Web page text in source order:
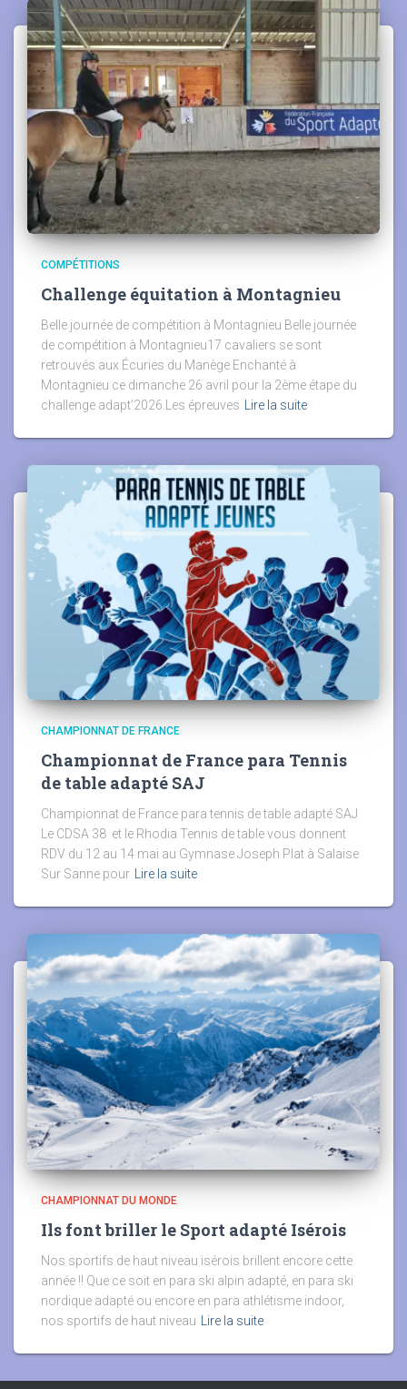
COMPÉTITIONS
Challenge équitation à Montagnieu
Belle journée de compétition à Montagnieu Belle journée
de compétition à Montagnieu17 cavaliers se sont
retrouvés aux Écuries du Manège Enchanté à
Montagnieu ce dimanche 26 avril pour la 2ème étape du
challenge adapt’2026.Les épreuves
Lire la suite
CHAMPIONNAT DE FRANCE
Championnat de France para Tennis
de table adapté SAJ
Championnat de France para tennis de table adapté SAJ
Le CDSA 38 et le Rhodia Tennis de table vous donnent
RDV du 12 au 14 mai au Gymnase Joseph Plat à Salaise
Sur Sanne pour Lire la suite
CHAMPIONNAT DU MONDE
Ils font briller le Sport adapté Isérois
Nos sportifs de haut niveau isérois brillent encore cette
année !! Que ce soit en para ski alpin adapté, en para ski
nordique adapté ou encore en para athlétisme indoor,
nos sportifs de haut niveau
Lire la suite